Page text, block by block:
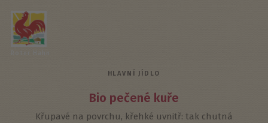
HLAVNÍ JÍDLO
Bio pečené kuře
Křupavé na povrchu, křehké uvnitř: tak chutná